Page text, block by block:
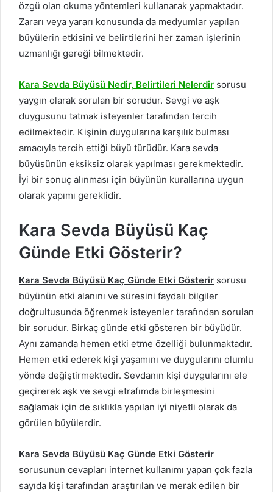
özgü olan okuma yöntemleri kullanarak yapmaktadır.
Zararı veya yararı konusunda da medyumlar yapılan
büyülerin etkisini ve belirtilerini her zaman işlerinin
uzmanlığı gereği bilmektedir.
Kara Sevda Büyüsü Nedir, Belirtileri Nelerdir sorusu
yaygın olarak sorulan bir sorudur. Sevgi ve aşk
duygusunu tatmak isteyenler tarafından tercih
edilmektedir. Kişinin duygularına karşılık bulması
amacıyla tercih ettiği büyü türüdür. Kara sevda
büyüsünün eksiksiz olarak yapılması gerekmektedir.
İyi bir sonuç alınması için büyünün kurallarına uygun
olarak yapımı gereklidir.
Kara Sevda Büyüsü Kaç
Günde Etki Gösterir?
Kara Sevda Büyüsü Kaç Günde Etki Gösterir sorusu
büyünün etki alanını ve süresini faydalı bilgiler
doğrultusunda öğrenmek isteyenler tarafından sorulan
bir sorudur. Birkaç günde etki gösteren bir büyüdür.
Aynı zamanda hemen etki etme özelliği bulunmaktadır.
Hemen etki ederek kişi yaşamını ve duygularını olumlu
yönde değiştirmektedir. Sevdanın kişi duygularını ele
geçirerek aşk ve sevgi etrafımda birleşmesini
sağlamak için de sıklıkla yapılan iyi niyetli olarak da
görülen büyülerdir.
Kara Sevda Büyüsü Kaç Günde Etki Gösterir
sorusunun cevapları internet kullanımı yapan çok fazla
sayıda kişi tarafından araştırılan ve merak edilen bir